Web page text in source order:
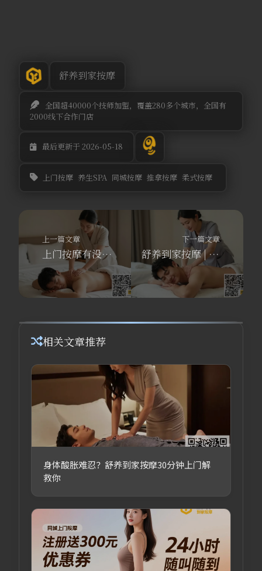
舒养到家按摩
全国超40000个技师加盟，覆盖280多个城市，全国有
2000线下合作门店
最后更新于 2026-05-18
上门按摩 养生SPA 同城按摩 推拿按摩 柔式按摩
上一篇文章
上门按摩有没有套路？舒养到家按摩APP教你如何安心享受同城SPA
下一篇文章
舒养到家按摩 | 3种方法让你在家享受推油SPA养生保养！
相关文章推荐
身体酸胀难忍？舒养到家按摩30分钟上门解
救你